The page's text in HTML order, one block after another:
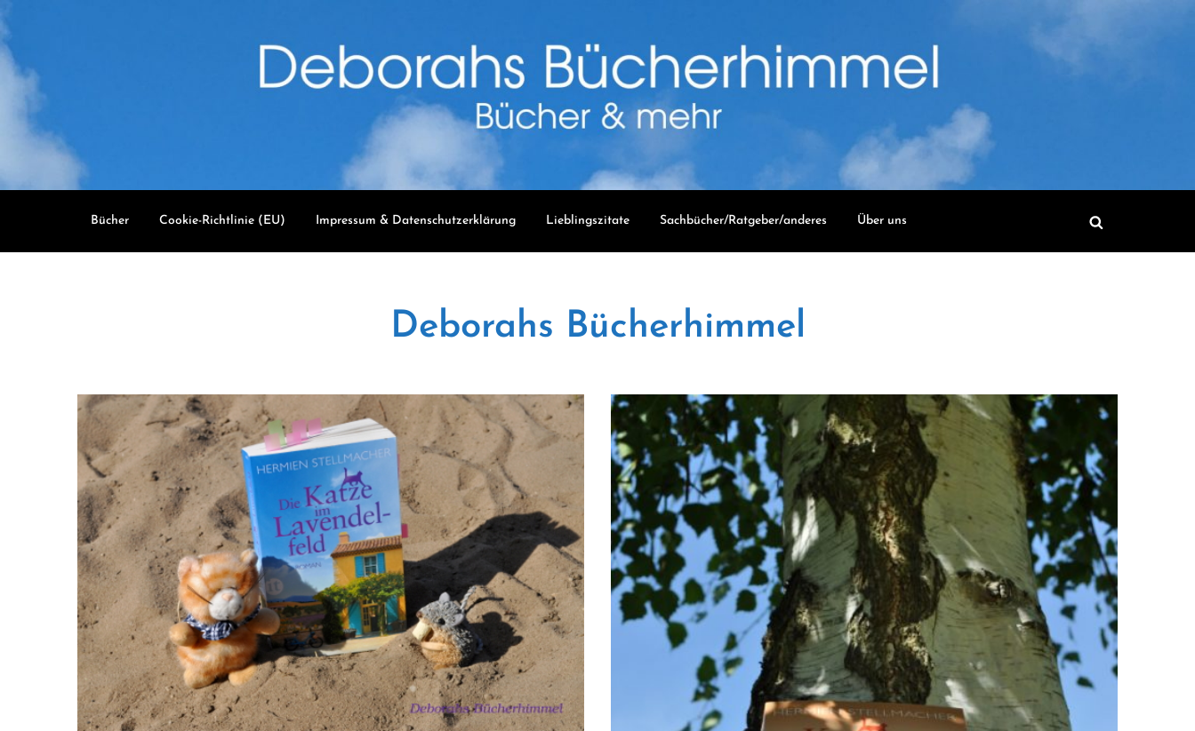
content
Bücher Cookie-Richtlinie (EU) Impressum & Datenschutzerklärung Lieblingszitate Sachbücher/Ratgeber/anderes Über uns
Deborahs Bücherhimmel